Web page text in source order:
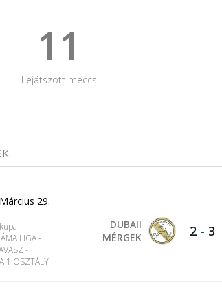
11
Lejátszott meccs
29.
LIGA -
-
1.OSZTÁLY
DUBAII
MÉRGEK
2- 3